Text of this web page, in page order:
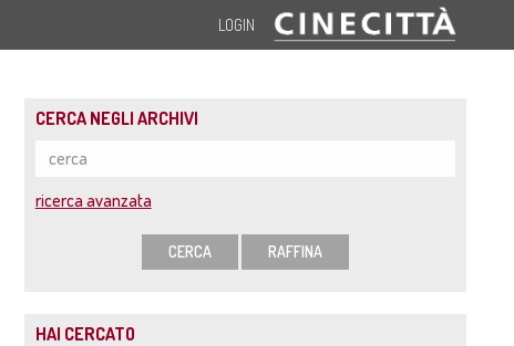
LOGIN
CERCA NEGLI ARCHIVI
ricerca avanzata
CERCA RAFFINA
HAI CERCATO